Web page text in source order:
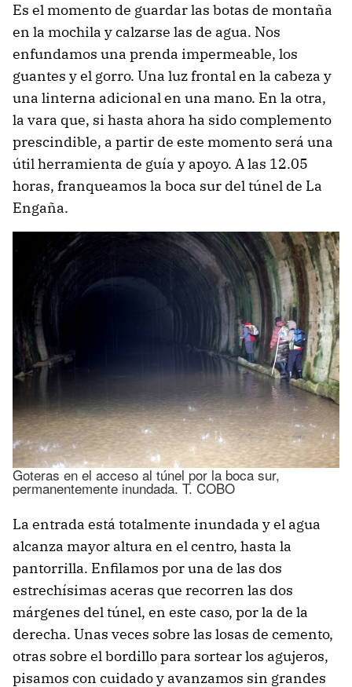
Es el momento de guardar las botas de montaña
en la mochila y calzarse las de agua. Nos
enfundamos una prenda impermeable, los
guantes y el gorro. Una luz frontal en la cabeza y
una linterna adicional en una mano. En la otra,
la vara que, si hasta ahora ha sido complemento
prescindible, a partir de este momento será una
útil herramienta de guía y apoyo. A las 12.05
horas, franqueamos la boca sur del túnel de La
Engaña.
Goteras en el acceso al túnel por la boca sur,
permanentemente inundada. T. COBO
La entrada está totalmente inundada y el agua
alcanza mayor altura en el centro, hasta la
pantorrilla. Enfilamos por una de las dos
estrechísimas aceras que recorren las dos
márgenes del túnel, en este caso, por la de la
derecha. Unas veces sobre las losas de cemento,
otras sobre el bordillo para sortear los agujeros,
pisamos con cuidado y avanzamos sin grandes